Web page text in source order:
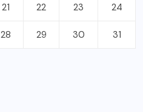
21 22 23 24
28 29 30 31